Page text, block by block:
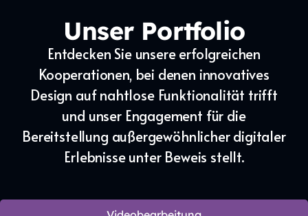
Unser Portfolio
Entdecken Sie unsere erfolgreichen
Kooperationen, bei denen innovatives
Design auf nahtlose Funktionalität trifft
und unser Engagement für die
Bereitstellung außergewöhnlicher digitaler
Erlebnisse unter Beweis stellt.